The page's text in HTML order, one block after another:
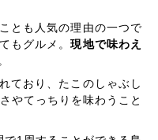
ことも人気の理由の一つで
もグルメ。現地で味わえ
ており、たこのしゃぶし
やてっちりを味わうこと